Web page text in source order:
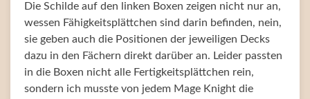
Die Schilde auf den linken Boxen zeigen nicht nur an,
wessen Fähigkeitsplättchen sind darin befinden, nein,
sie geben auch die Positionen der jeweiligen Decks
dazu in den Fächern direkt darüber an. Leider passten
in die Boxen nicht alle Fertigkeitsplättchen rein,
sondern ich musste von jedem Mage Knight die